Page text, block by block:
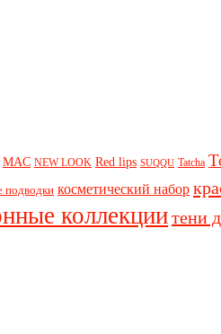
MAC NEW LOOK Red lips SUQQU Tatcha
подводки косметический набор
коллекциитени